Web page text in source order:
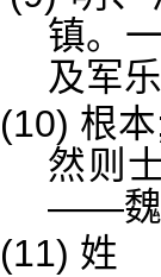
镇。
及军
(10) 根
然则
——魏
(11) 姓